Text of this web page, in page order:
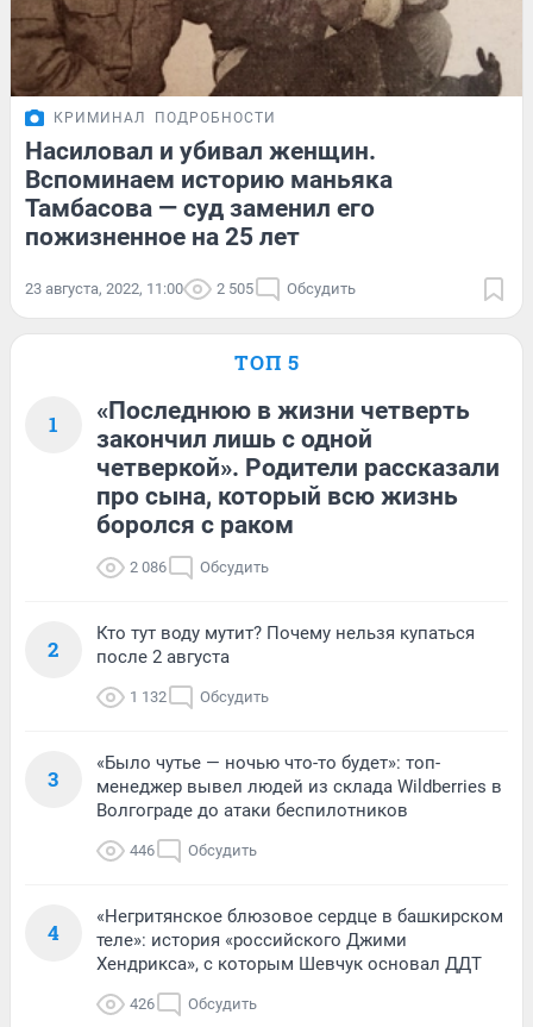
КРИМИНАЛ ПОДРОБНОСТИ
Насиловал и убивал женщин.
Вспоминаем историю маньяка
Тамбасова — суд заменил его
пожизненное на 25 лет
23 августа, 2022, 11:00 2 505 Обсудить
ТОП 5
1
«Последнюю в жизни четверть
закончил лишь с одной
четверкой». Родители рассказали
про сына, который всю жизнь
боролся с раком
2 086 Обсудить
2
Кто тут воду мутит? Почему нельзя купаться
после 2 августа
1 132 Обсудить
3
«Было чутье — ночью что-то будет»: топ-
менеджер вывел людей из склада Wildberries в
Волгограде до атаки беспилотников
446 Обсудить
4
«Негритянское блюзовое сердце в башкирском
теле»: история «российского Джими
Хендрикса», с которым Шевчук основал ДДТ
426 Обсудить